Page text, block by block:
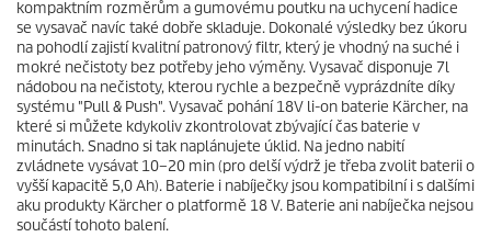
z
í
kompaktním rozměrům a gumovému poutku na uchycení hadice
se vysavač navíc také dobře skladuje. Dokonalé výsledky bez úkoru
na pohodlí zajistí kvalitní patronový filtr, který je vhodný na suché i
mokré nečistoty bez potřeby jeho výměny. Vysavač disponuje 7l
nádobou na nečistoty, kterou rychle a bezpečně vyprázdníte díky
systému "Pull & Push". Vysavač pohání 18V li-on baterie Kärcher, na
které si můžete kdykoliv zkontrolovat zbývající čas baterie v
minutách. Snadno si tak naplánujete úklid. Na jedno nabití
zvládnete vysávat 10–20 min (pro delší výdrž je třeba zvolit baterii o
vyšší kapacitě 5,0 Ah). Baterie i nabíječky jsou kompatibilní i s dalšími
aku produkty Kärcher o platformě 18 V. Baterie ani nabíječka nejsou
součástí tohoto balení.